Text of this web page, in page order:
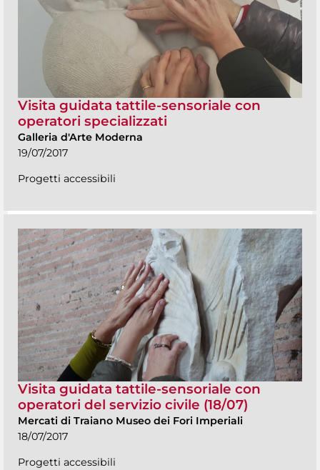
Visita guidata tattile-sensoriale con
operatori specializzati
Galleria d'Arte Moderna
19/07/2017
Progetti accessibili
Visita guidata tattile-sensoriale con
operatori del servizio civile (18/07)
Mercati di Traiano Museo dei Fori Imperiali
18/07/2017
Progetti accessibili